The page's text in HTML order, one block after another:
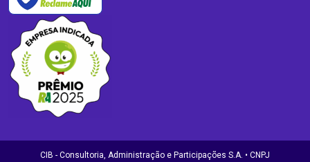
CIB - Consultoria, Administração e Participações S.A. • CNPJ